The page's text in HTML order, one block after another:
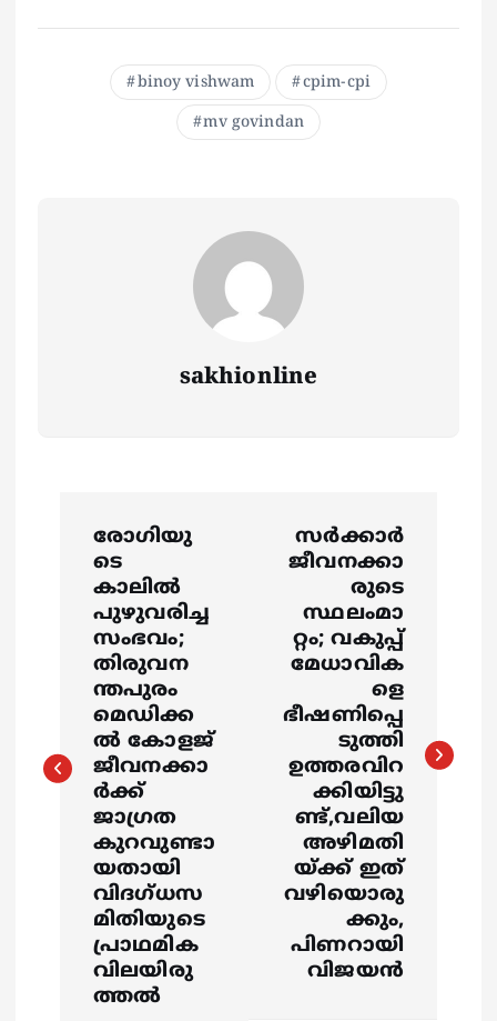
binoy vishwam cpim-cpi
mv govindan
sakhionline
a
രോഗിയു
ടെ
കാലിൽ
പുഴുവരിച്ച
സംഭവം;
തിരുവന
ന്തപുരം
മെഡിക്ക
ൽ കോളജ്
ജീവനക്കാ
ർക്ക്
ജാഗ്രത
കുറവുണ്ടാ
യതായി
വിദഗ്ധസ
മിതിയുടെ
പ്രാഥമിക
വിലയിരു
ത്തൽ
സർക്കാർ
ജീവനക്കാ
രുടെ
സ്ഥലംമാ
റ്റം; വകുപ്പ്
മേധാവിക
ളെ
ഭീഷണിപ്പെ
ടുത്തി
ഉത്തരവിറ
ക്കിയിട്ടു
ണ്ട്,വലിയ
അഴിമതി
യ്ക്ക് ഇത്
വഴിയൊരു
ക്കും,
പിണറായി
വിജയൻ